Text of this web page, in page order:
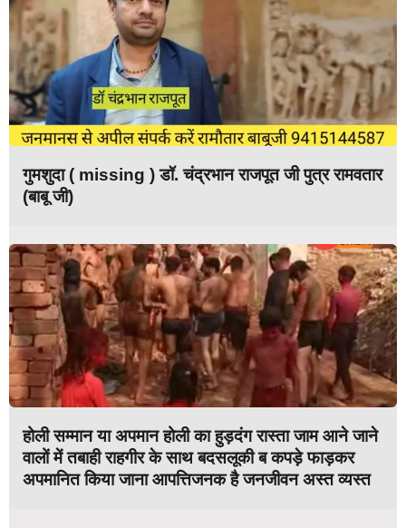
गुमशुदा ( missing ) डॉ. चंद्रभान राजपूत जी पुत्र रामवतार
(बाबू जी)
होली सम्मान या अपमान होली का हुड़दंग रास्ता जाम आने जाने
वालों में तबाही राहगीर के साथ बदसलूकी ब कपड़े फाड़कर
अपमानित किया जाना आपत्तिजनक है जनजीवन अस्त व्यस्त